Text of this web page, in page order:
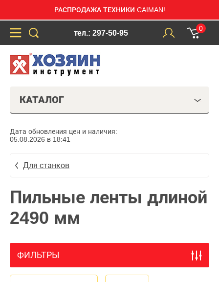
РАСПРОДАЖА ТЕХНИКИ CAIMAN!
тел.: 297-50-95
0
КАТАЛОГ
Дата обновления цен и наличия:
05.08.2026 в 18:41
Для станков
Пильные ленты длиной
2490 мм
ФИЛЬТРЫ